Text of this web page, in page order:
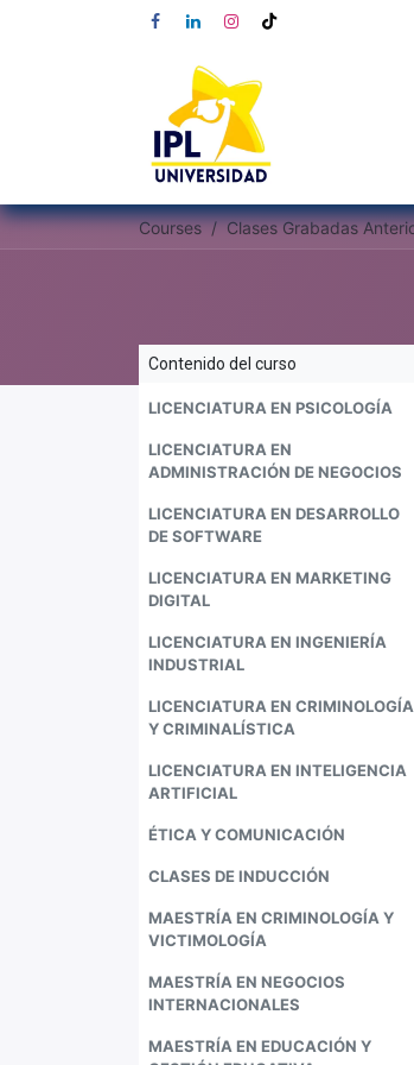
Courses
Contenido del curso
LICENCIATURA EN PSICOLOGÍA
LICENCIATURA EN
ADMINISTRACIÓN DE NEGOCIOS
LICENCIATURA EN DESARROLLO
DE SOFTWARE
LICENCIATURA EN MARKETING
DIGITAL
LICENCIATURA EN INGENIERÍA
INDUSTRIAL
LICENCIATURA EN CRIMINOLOGÍA
Y CRIMINALÍSTICA
LICENCIATURA EN INTELIGENCIA
ARTIFICIAL
ÉTICA Y COMUNICACIÓN
CLASES DE INDUCCIÓN
MAESTRÍA EN CRIMINOLOGÍA Y
VICTIMOLOGÍA
MAESTRÍA EN NEGOCIOS
INTERNACIONALES
MAESTRÍA EN EDUCACIÓN Y